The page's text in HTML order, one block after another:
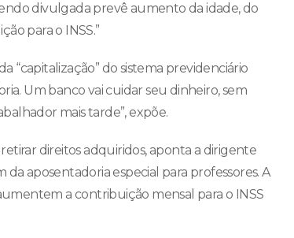
divulgada prevê aumento da idade, do
para o INSS.”
“capitalização” do sistema previdenciário
Um banco vai cuidar seu dinheiro, sem
mais tarde”, expõe.
direitos adquiridos, aponta a dirigente
aposentadoria especial para professores. A
a contribuição mensal para o INSS